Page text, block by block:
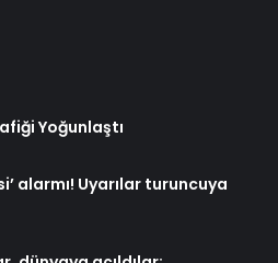
Yoğunlaştı
alarmı! Uyarılar turuncuya